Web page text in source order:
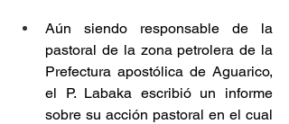
Aún siendo responsable de la
pastoral de la zona petrolera de la
Prefectura apostólica de Aguarico,
el P. Labaka escribió un informe
sobre su acción pastoral en el cual